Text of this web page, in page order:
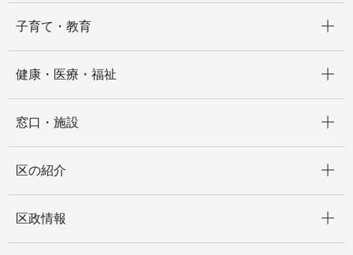
子育て・教育
健康・医療・福祉
窓口・施設
区の紹介
区政情報